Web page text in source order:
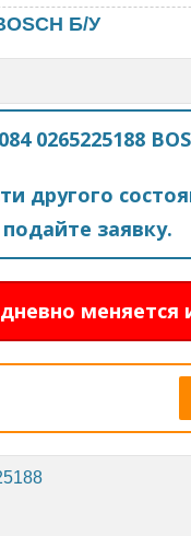
Б/У
0265225188
другого
заявку.
меняется